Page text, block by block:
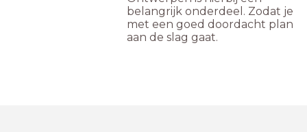
belangrijk onderdeel. Zodat je
met een goed doordacht plan
aan de slag gaat.